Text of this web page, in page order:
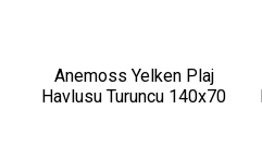
Anemoss Yelken Plaj
Havlusu Turuncu 140x70